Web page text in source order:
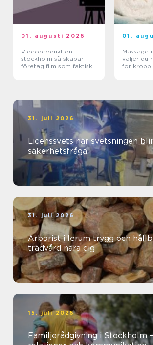
01. augusti 2026
Videoproduktion
stockholm så skapar
företag film som faktiskt
01.
Massage i
väljer du
för kropp
31. juli 2026
Licenssvets när svetsningen blir en
säkerhetsfråga
31. juli 2026
Arborist i lerum trygg och hållbar
trädvård nära dig
15. juli 2026
Familjerådgivning i Stockholm